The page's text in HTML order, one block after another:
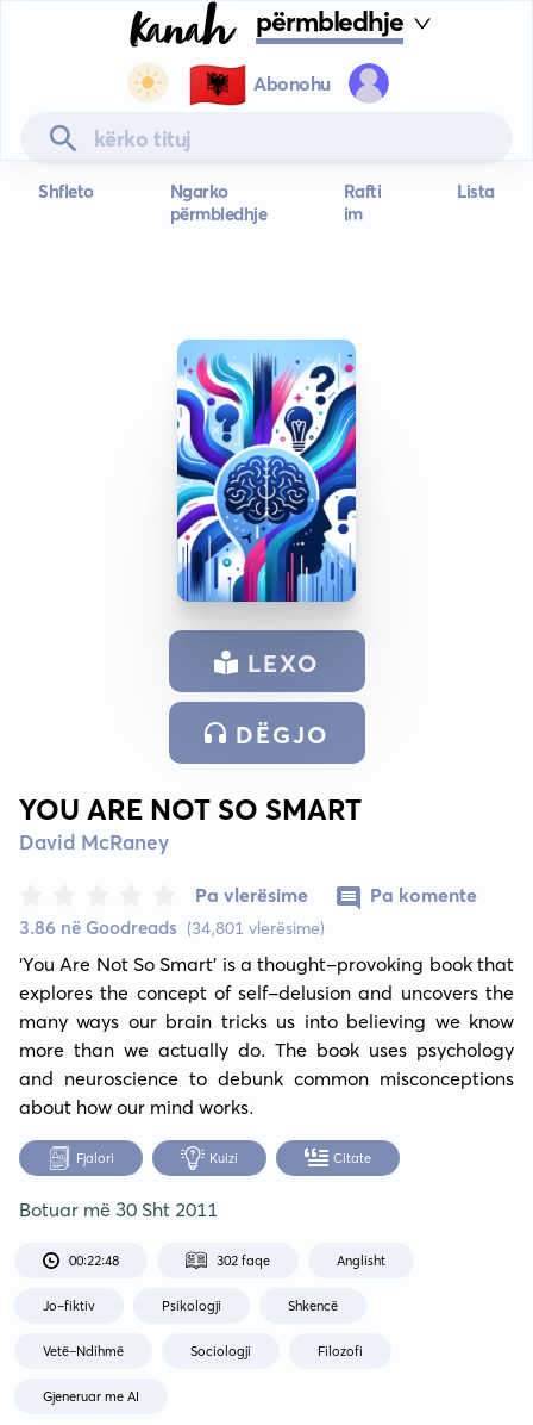
përmbledhje
🇦🇱 Abonohu
Shfleto
Ngarko
përmbledhje
Rafti
im
Lista
LEXO
DËGJO
YOU ARE NOT SO SMART
David McRaney
3.86 në Goodreads (34,801 vlerësime)
Pa vlerësime Pa komente
‘You Are Not So Smart’ is a thought-provoking book that
explores the concept of self-delusion and uncovers the
many ways our brain tricks us into believing we know
more than we actually do. The book uses psychology
and neuroscience to debunk common misconceptions
about how our mind works.
Fjalori Kuizi Citate
Botuar më 30 Sht 2011
00:22:48 302 faqe Anglisht
Jo-fiktiv Psikologji Shkencë
Vetë-Ndihmë Sociologji Filozofi
Gjeneruar me AI